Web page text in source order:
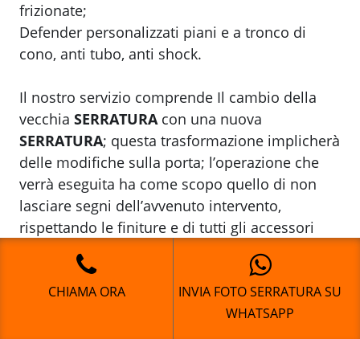
frizionate;
Defender personalizzati piani e a tronco di
cono, anti tubo, anti shock.
Il nostro servizio comprende Il cambio della
vecchia SERRATURAcon una nuova
SERRATURA; questa trasformazione implicherà
delle modifiche sulla porta; l’operazione che
verrà eseguita ha come scopo quello di non
lasciare segni dell’avvenuto intervento,
rispettando le finiture e di tutti gli accessori
che compongono la porta.
L’ inserimento della nuovaSERRATURAcon la
possibilità di scegliere tra le varie marche più
CHIAMA ORA
INVIA FOTO SERRATURA SU
WHATSAPP